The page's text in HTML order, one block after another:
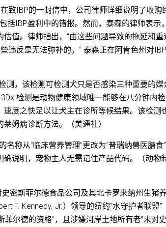
致IBP的一封信中，公司律师详细说明了收购
括IBP盈利中的错报。然而，泰森的律师表示
值。律师指出，“由这些问题导致的拖延和重
违反是无法弥补的。” 泰森正在阿肯色州对
测，该检测可检测犬只是否感染三种重要的媒
检测是动物健康领域唯一能够在八分钟内检
度之快足以让犬主在诊所等候结果。该检测
姆病诊断方法。（美通社）
称从“临床营养管理”更改为“普瑞纳兽医膳食”
说明，宠物主人无需记住产品代码。（动物
密斯菲尔德食品公司及其北卡罗来纳州生猪
F. Kennedy, Jr.）领导的纽约“水守护者联盟”
菲尔德的资格”，且涉嫌河岸土地所有者“未对